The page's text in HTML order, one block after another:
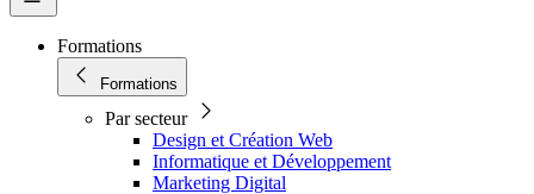
Formations
Formations
Par secteur
Design et Création Web
Informatique et Développement
Marketing Digital